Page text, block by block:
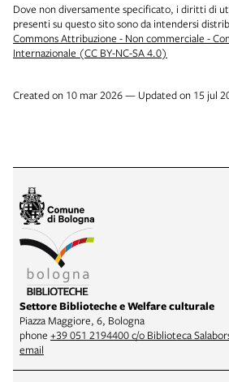
Dove non diversamente specificato, i diritti di
presenti su questo sito sono da intendersi
Commons Attribuzione - Non commerciale -
Internazionale (CC BY-NC-SA 4.0)
Created on 10 mar 2026 — Updated on 15 jul
Settore Biblioteche e Welfare culturale
Piazza Maggiore, 6, Bologna
phone +39 051 2194400 c/o Biblioteca
email